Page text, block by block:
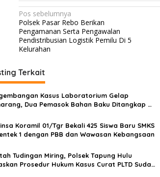
n
a
n
P
e
e
r
t
a
2
0
N
a
v
i
g
a
s
i
p
o
s
Pos sebelumnya
Polsek Pasar Rebo Berikan
Pengamanan Serta Pengawalan
Pendistribusian Logistik Pemilu Di 5
Kelurahan
Terkait
Kasus Laboratorium Gelap
Dua Pemasok Bahan Baku Ditangkap di
Koramil 01/Tgr Bekali 425 Siswa Baru SMKS
1 dengan PBB dan Wawasan Kebangsaan
Tudingan Miring, Polsek Tapung Hulu
Prosedur Hukum Kasus Curat PLTD Sudah